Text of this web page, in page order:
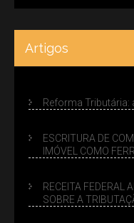
Artigos
Reforma Tributária:
ESCRITURA DE
IMÓVEL COMO
RECEITA FEDERAL
SOBRE A